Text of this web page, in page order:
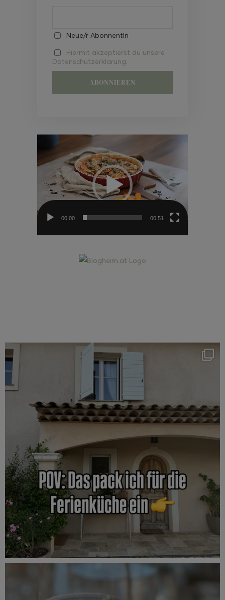
Neue/r AbonnentIn
Hiermit akzeptierst du unsere
Datenschutzerklärung.
Video-
00:00 00:51